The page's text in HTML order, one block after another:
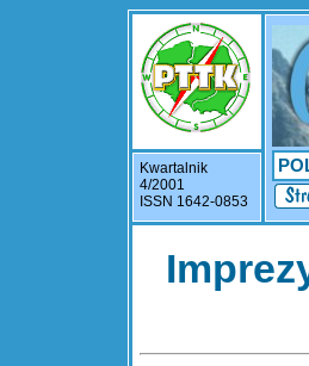
Kwartalnik
4/2001
ISSN 1642-0853